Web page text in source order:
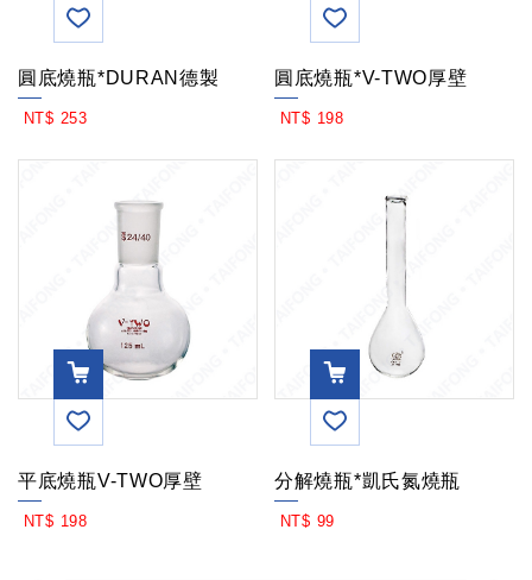
圓底燒瓶*DURAN德製
NT$ 253
VIEW
MOR 圓底燒瓶*V-TWO厚壁
NT$ 198
VIEW
MOR
平底燒瓶V-TWO厚壁
NT$ 198
VIEW
MOR 分解燒瓶*凱氏氮燒瓶
NT$ 99
VIEW
MOR